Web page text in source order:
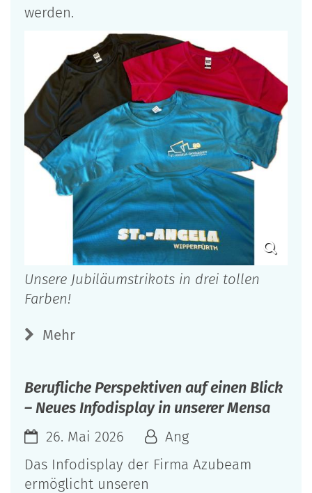
werden.
Unsere Jubiläumstrikots in drei tollen
Farben!
Mehr
Berufliche Perspektiven auf einen Blick
– Neues Infodisplay in unserer Mensa
26. Mai 2026
Ang
Das Infodisplay der Firma Azubeam
ermöglicht unseren